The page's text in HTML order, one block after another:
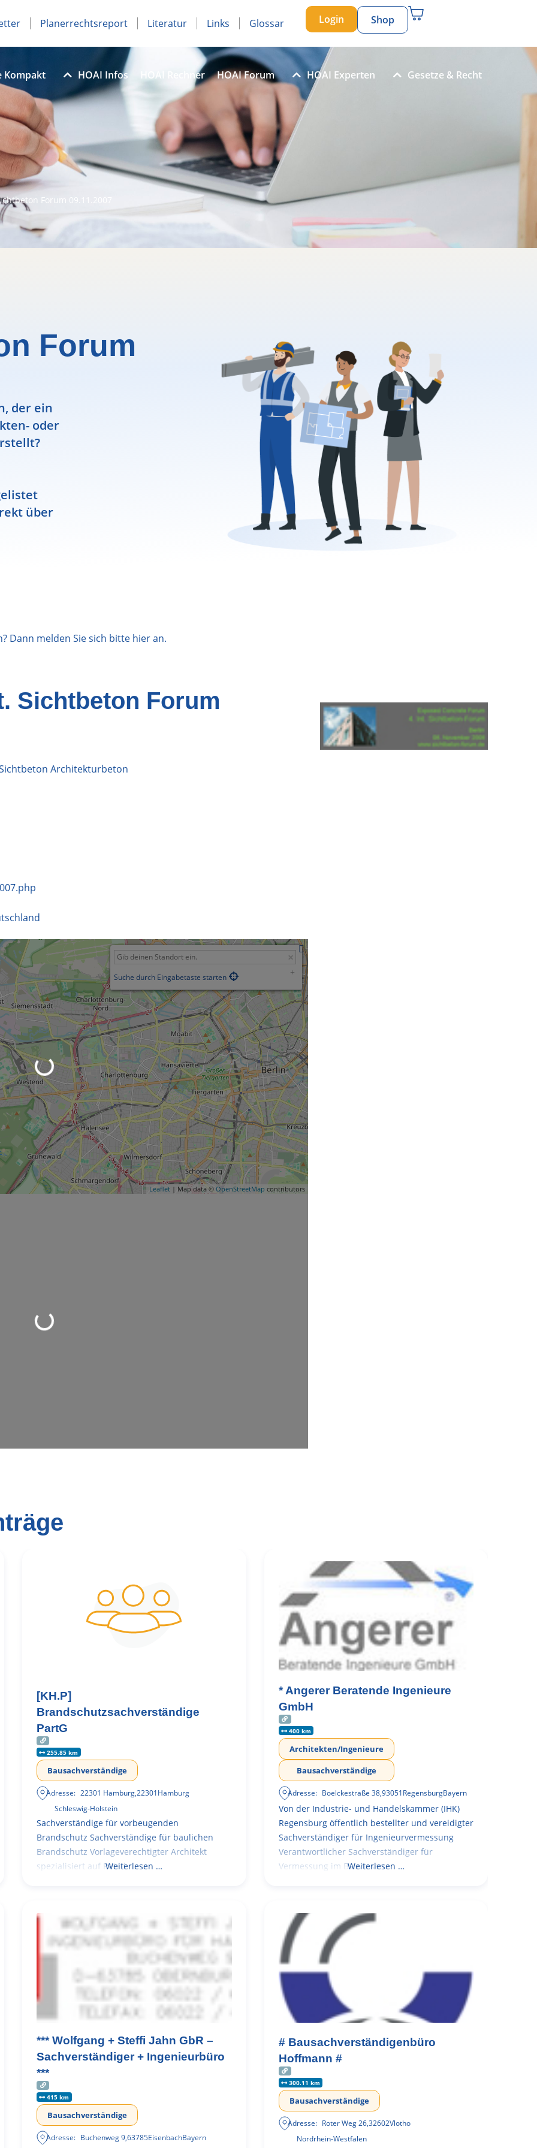
Planerrechtsreport Literatur Links Glossar Login Shop
Kompakt HOAI Infos HOAI Rechner HOAI Forum HOAI Experten Gesetze & Recht
Forum 09.11.2007
Forum
der ein
oder
über
Dann melden Sie sich bitte hieran.
Sichtbeton Forum
Architekturbeton
Suche durch Eingabetaste starten
Leaflet | Map data © OpenStreetMap contributors
geladen …
[KH.P]
Brandschutzsachverständige
PartG
255.85 km
Bausachverständige
Adresse: 22301 Hamburg,22301Hamburg
Schleswig-Holstein
Sachverständige für vorbeugenden
Brandschutz Sachverständige für baulichen
Brandschutz Vorlageverechtigter Architekt
spezialisiert auf RetailWeiterlesen …
* Angerer Beratende Ingenieure
GmbH
400 km
Architekten/Ingenieure
Bausachverständige
Adresse: Boelckestraße 38,93051RegensburgBayern
Von der Industrie- und Handelskammer (IHK)
Regensburg öffentlich bestellter und vereidigter
Sachverständiger für Ingenieurvermessung
Verantwortlicher Sachverständiger für
Vermessung im Bauwesen
Weiterlesen …
*** Wolfgang + Steffi Jahn GbR –
Sachverständiger + Ingenieurbüro
***
415 km
Bausachverständige
Adresse: Buchenweg 9,63785EisenbachBayern
# Bausachverständigenbüro
Hoffmann #
300.11 km
Bausachverständige
Adresse: Roter Weg 26,32602Vlotho
Nordrhein-Westfalen